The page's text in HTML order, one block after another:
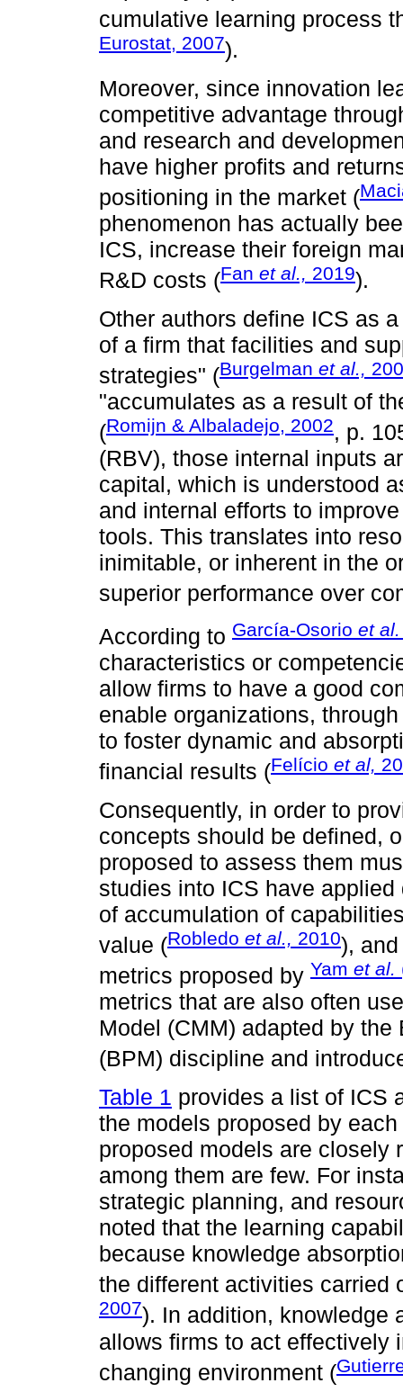
cumulative learning process
Eurostat, 2007).
Moreover, since innovation
competitive advantage
and research and
have higher profits and
positioning in the market (
phenomenon has actually
ICS, increase their foreign
R&D costs (Fan et al., 2019).
Other authors define ICS as
of a firm that facilities and
strategies" (Burgelman et al.,
"accumulates as a result of
(Romijn & Albaladejo, 2002, p.
(RBV), those internal inputs
capital, which is understood
and internal efforts to
tools. This translates into
inimitable, or inherent in the
superior performance over
According to García-Osorio et al.
characteristics or
allow firms to have a good
enable organizations,
to foster dynamic and
financial results (Felício et al,
Consequently, in order to
concepts should be defined,
proposed to assess them
studies into ICS have
of accumulation of
value (Robledo et al., 2010),
metrics proposed by Yam et al.
metrics that are also often
Model (CMM) adapted by
(BPM) discipline and
Table 1 provides a list of ICS
the models proposed by
proposed models are closely
among them are few. For
strategic planning, and
noted that the learning
because knowledge
the different activities carried
2007). In addition, knowledge
allows firms to act effectively
changing environment (